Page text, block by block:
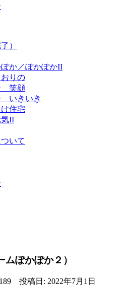
）
か／ぽかぽかII
りの
笑顔
いきいき
住宅
気II
いて
ぽかぽか２）
投稿日: 2022年7月1日